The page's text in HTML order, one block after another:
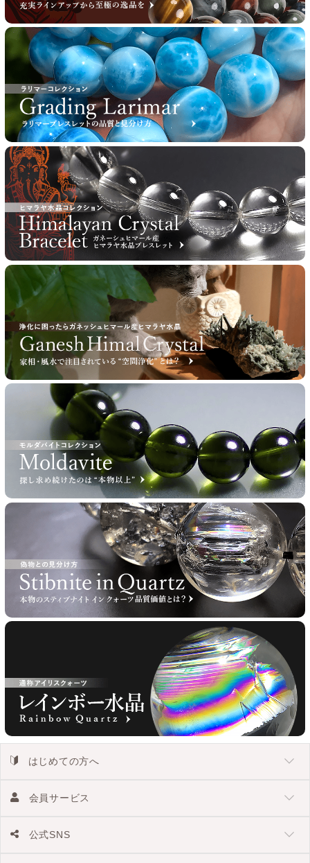
はじめての方へ
会員サービス
公式SNS